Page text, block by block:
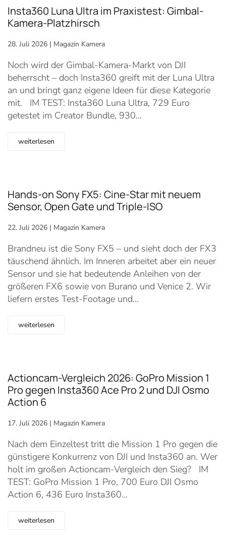
Insta360 Luna Ultra im Praxistest: Gimbal-
Kamera-Platzhirsch
28. Juli 2026 | Magazin Kamera
Noch wird der Gimbal-Kamera-Markt von DJI
beherrscht – doch Insta360 greift mit der Luna Ultra
an und bringt ganz eigene Ideen für diese Kategorie
mit. IM TEST: Insta360 Luna Ultra, 729 Euro
getestet im Creator Bundle, 930…
weiterlesen
Hands-on Sony FX5: Cine-Star mit neuem
Sensor, Open Gate und Triple-ISO
22. Juli 2026 | Magazin Kamera
Brandneu ist die Sony FX5 – und sieht doch der FX3
täuschend ähnlich. Im Inneren arbeitet aber ein neuer
Sensor und sie hat bedeutende Anleihen von der
größeren FX6 sowie von Burano und Venice 2. Wir
liefern erstes Test-Footage und…
weiterlesen
Actioncam-Vergleich 2026: GoPro Mission 1
Pro gegen Insta360 Ace Pro 2 und DJI Osmo
Action 6
17. Juli 2026 | Magazin Kamera
Nach dem Einzeltest tritt die Mission 1 Pro gegen die
günstigere Konkurrenz von DJI und Insta360 an. Wer
holt im großen Actioncam-Vergleich den Sieg? IM
TEST: GoPro Mission 1 Pro, 700 Euro DJI Osmo
Action 6, 436 Euro Insta360…
weiterlesen